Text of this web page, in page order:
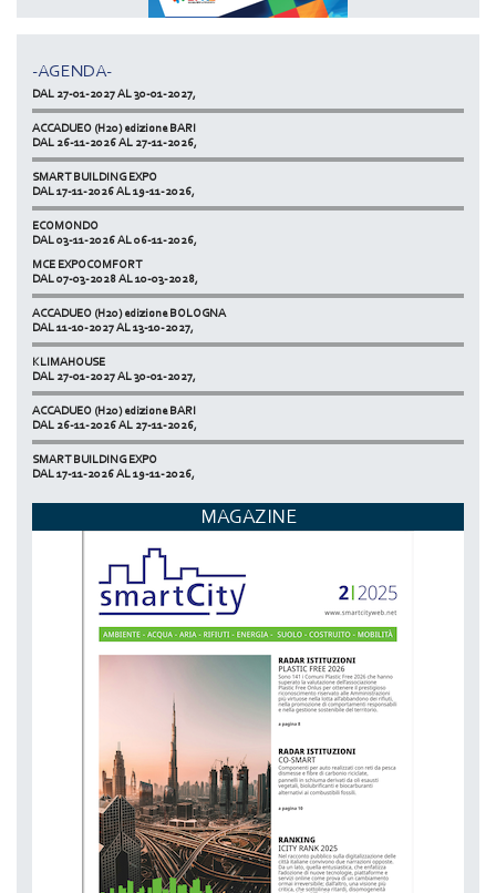
-AGENDA-
KLIMAHOUSE
DAL 27-01-2027 AL 30-01-2027,
ACCADUEO (H20) edizione BARI
DAL 26-11-2026 AL 27-11-2026,
SMART BUILDING EXPO
DAL 17-11-2026 AL 19-11-2026,
ECOMONDO
DAL 03-11-2026 AL 06-11-2026,
NETZERO MILAN - EXPO SUMMIT
DAL 20-10-2026 AL 22-10-2026,
MCE EXPOCOMFORT
DAL 07-03-2028 AL 10-03-2028,
ACCADUEO (H20) edizione BOLOGNA
DAL 11-10-2027 AL 13-10-2027,
KLIMAHOUSE
DAL 27-01-2027 AL 30-01-2027,
ACCADUEO (H20) edizione BARI
DAL 26-11-2026 AL 27-11-2026,
SMART BUILDING EXPO
DAL 17-11-2026 AL 19-11-2026,
ECOMONDO
NETZERO MILAN - EXPO SUMMIT
DAL 20-10-2026 AL 22-10-2026,
MAGAZINE